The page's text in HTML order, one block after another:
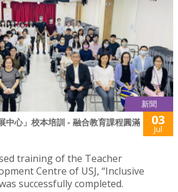
新聞
中心」校本培訓 - 融合教育課程圓滿
03
Jul
training of the Teacher
Centre of USJ, “Inclusive
successfully completed.